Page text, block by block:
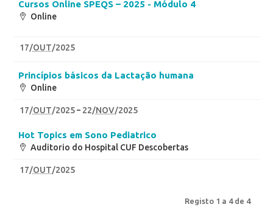
Cursos Online SPEQS – 2025 - Módulo 4
Online
17/OUT/2025
Princípios básicos da Lactação humana
Online
17/OUT/2025 22/NOV/2025
Hot Topics em Sono Pediatrico
Auditorio do Hospital CUF Descobertas
17/OUT/2025
Registo 1 a 4 de 4